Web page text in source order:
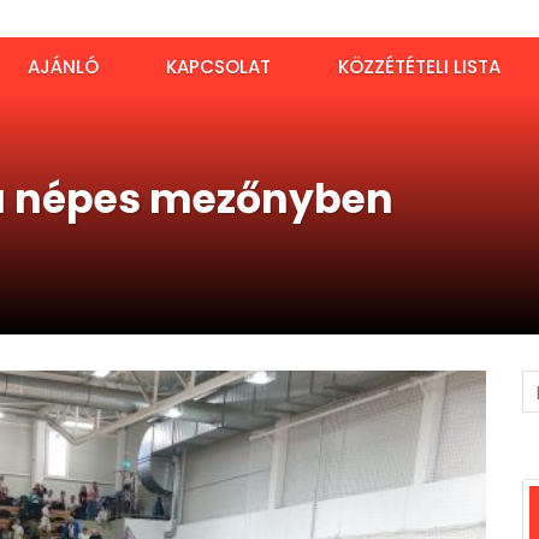
AJÁNLÓ KAPCSOLAT KÖZZÉTÉTELI LISTA
népes mezőnyben